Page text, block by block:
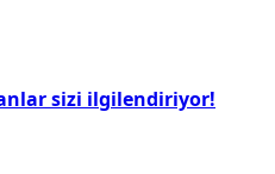
sizi ilgilendiriyor!